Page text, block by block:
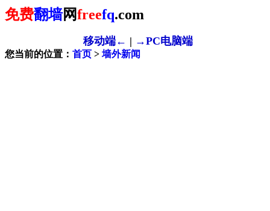
免费翻墙网freefq.com
移动端← | →PC电脑端
您当前的位置： 首页 > 墙外新闻